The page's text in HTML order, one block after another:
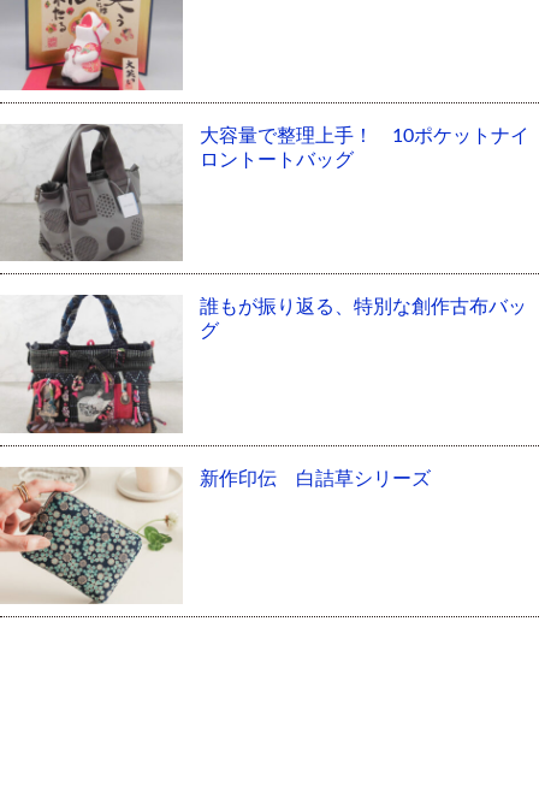
大容量で整理上手！ 10ポケットナイ
ロントートバッグ
誰もが振り返る、特別な創作古布バッ
グ
新作印伝 白詰草シリーズ